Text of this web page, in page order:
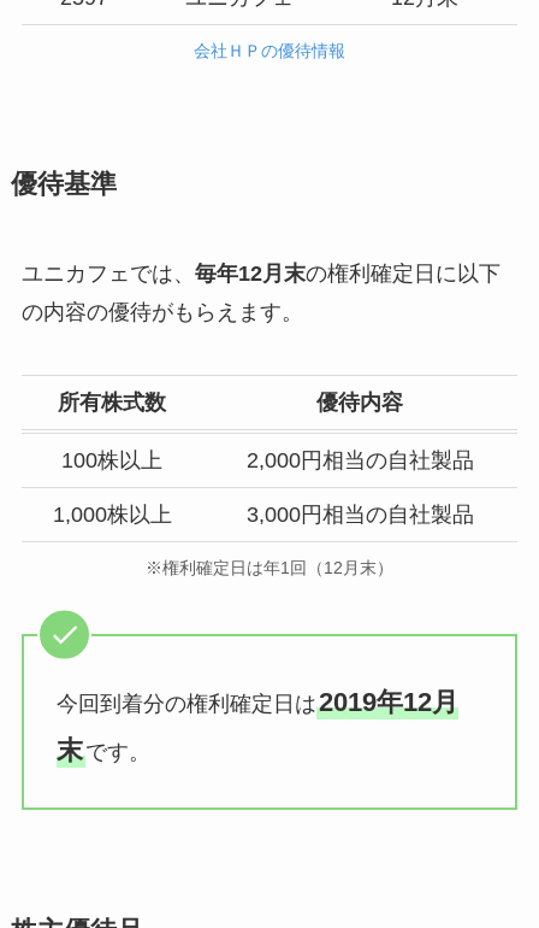
会社ＨＰの優待情報
優待基準
ユニカフェでは、 毎年12月末の権利確定日に以下
の内容の優待がもらえます。
所有株式数 優待内容
100株以上 2,000円相当の自社製品
1,000株以上 3,000円相当の自社製品
※権利確定日は年1回（12月末）
今回到着分の権利確定日は2019年12月
末です。